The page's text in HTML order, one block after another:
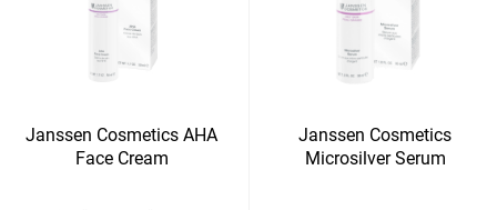
Janssen Cosmetics AHA
Face Cream
Janssen Cosmetics
Microsilver Serum